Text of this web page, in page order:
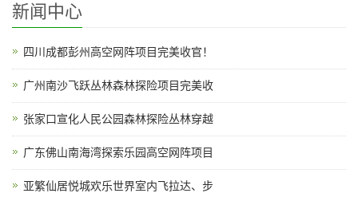
新闻中心
四川成都彭州高空网阵项目完美收官！
广州南沙飞跃丛林森林探险项目完美收
张家口宣化人民公园森林探险丛林穿越
广东佛山南海湾探索乐园高空网阵项目
亚繁仙居悦城欢乐世界室内飞拉达、步